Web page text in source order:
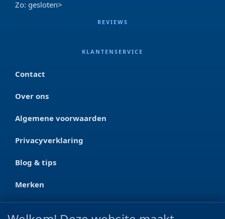
Zo: gesloten>
REVIEWS
KLANTENSERVICE
Contact
Over ons
Algemene voorwaarden
Privacyverklaring
Blog & tips
Merken
CONTACT